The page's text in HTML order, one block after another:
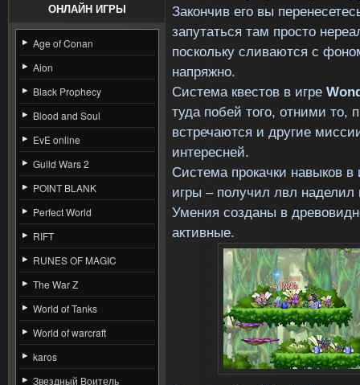
ОНЛАЙН ИГРЫ
Age of Conan
Aion
Black Prophecy
Blood and Soul
EvE online
Guild Wars 2
POINT BLANK
Perfect World
RIFT
RUNES OF MAGIC
The War Z
World of Tanks
World of warcraft
karos
Звездный Воитель
Закончив его вы
запутаться там просто
поскольку сливаются с
напряжно.
Система квестов в игре
туда побей того, отними то,
встречаются и другие
интересней.
Система прокачки навыков в
игры – получил лвл
Умения созданы в
активные.